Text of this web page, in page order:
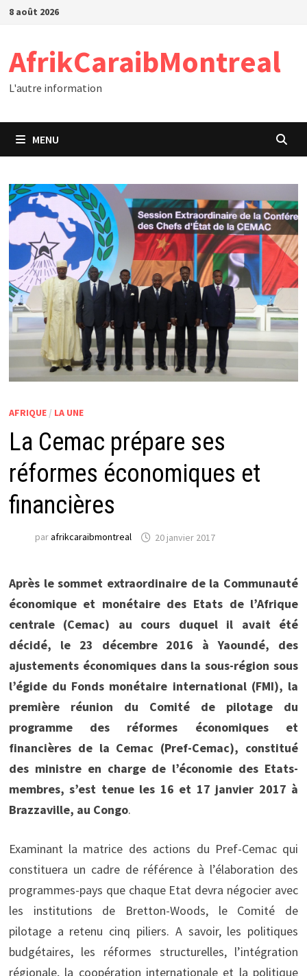
Passer
8 août 2026
AfrikCaraibMontreal
L'autre information
MENU
AFRIQUE/ LA UNE
La Cemac prépare ses
réformes économiques et
financières
parafrikcaraibmontreal 20 janvier 2017
Après le sommet extraordinaire de la Communauté
économique et monétaire des Etats de l’Afrique
centrale (Cemac) au cours duquel il avait été
décidé, le 23 décembre 2016 à Yaoundé, des
ajustements économiques dans la sous-région sous
l’égide du Fonds monétaire international (FMI), la
première réunion du Comité de pilotage du
programme des réformes économiques et
financières de la Cemac (Pref-Cemac), constitué
des ministre en charge de l’économie des Etats-
membres, s’est tenue les 16 et 17 janvier 2017 à
Brazzaville, au Congo.
Examinant la matrice des actions du Pref-Cemac qui
constituera un cadre de référence à l’élaboration des
programmes-pays que chaque Etat devra négocier avec
les institutions de Bretton-Woods, le Comité de
pilotage a retenu cinq piliers. A savoir, les politiques
budgétaires, les réformes structurelles, l’intégration
régionale, la coopération internationale et la politique